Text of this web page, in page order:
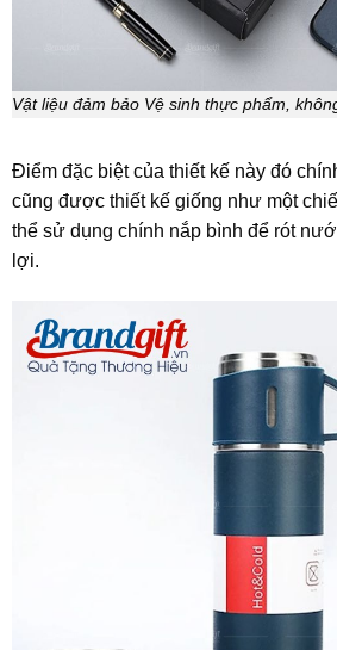
Vật liệu đảm bảo Vệ sinh thực phẩm,
Điểm đặc biệt của thiết kế này đó
cũng được thiết kế giống như một
thể sử dụng chính nắp bình để rót
lợi.